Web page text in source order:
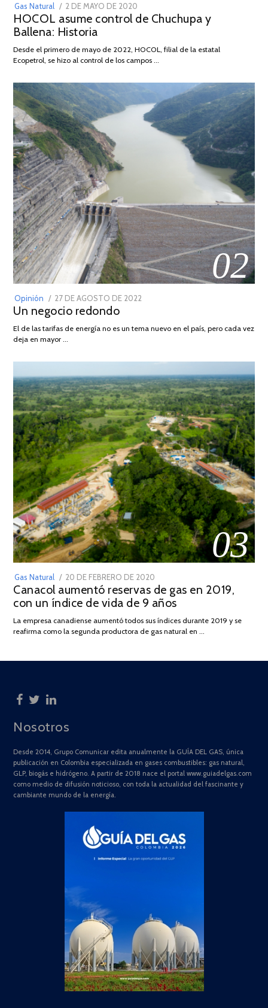
Gas Natural
POSTED
ON
2 DE MAYO DE 2020
DE
2026
HOCOL asume control de Chuchupa y
Ballena: Historia
Desde el primero de mayo de 2022, HOCOL, filial de la estatal
Ecopetrol, se hizo al control de los campos …
02
Opinión
POSTED
ON
27 DE AGOSTO DE 2022
DE
Un negocio redondo
El de las tarifas de energía no es un tema nuevo en el país, pero cada vez
deja en mayor …
03
Gas Natural
POSTED
ON
20 DE FEBRERO DE 2020
DE
JULIO
2025
Canacol aumentó reservas de gas en 2019,
con un índice de vida de 9 años
La empresa canadiense aumentó todos sus índices durante 2019 y se
reafirma como la segunda productora de gas natural en …
Nosotros
Desde 2014, Grupo Comunicar edita anualmente la GUÍA DEL GAS, única
publicación en Colombia especializada en gases combustibles: gas natural,
GLP, biogás e hidrógeno. A partir de 2018 nace el portal www.guiadelgas.com
como medio de difusión noticioso, con toda la actualidad del fascinante y
cambiante mundo de la energía.